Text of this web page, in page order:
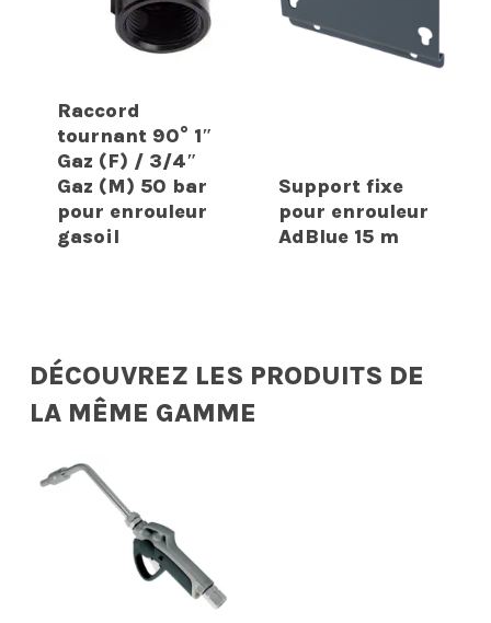
Raccord
tournant 90° 1″
Gaz (F) / 3/4″
Gaz (M) 50 bar
pour enrouleur
gasoil
Support fixe
pour enrouleur
AdBlue 15 m
DÉCOUVREZ LES PRODUITS DE
LA MÊME GAMME